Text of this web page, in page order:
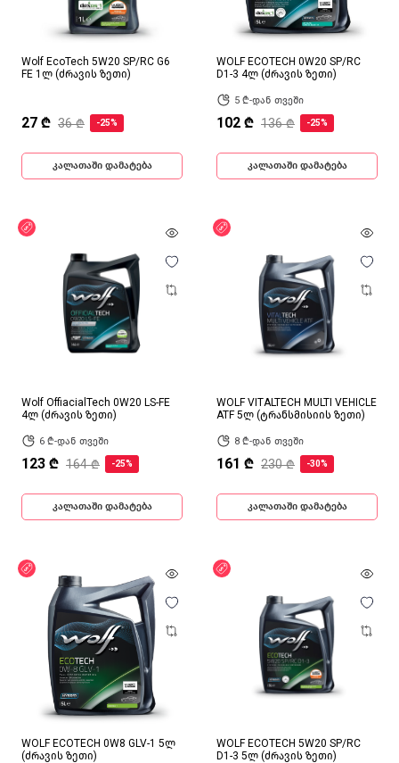
Wolf EcoTech 5W20 SP/RC G6
FE 1ლ (ძრავის ზეთი)
27 ₾ 36 ₾ -25%
კალათაში დამატება
WOLF ECOTECH 0W20 SP/RC
D1-3 4ლ (ძრავის ზეთი)
5 ₾-დან თვეში
102 ₾ 136 ₾ -25%
კალათაში დამატება
Wolf OffiacialTech 0W20 LS-FE
4ლ (ძრავის ზეთი)
6 ₾-დან თვეში
123 ₾ 164 ₾ -25%
კალათაში დამატება
WOLF VITALTECH MULTI VEHICLE
ATF 5ლ (ტრანსმისიის ზეთი)
8 ₾-დან თვეში
161 ₾ 230 ₾ -30%
კალათაში დამატება
WOLF ECOTECH 0W8 GLV-1 5ლ
(ძრავის ზეთი)
WOLF ECOTECH 5W20 SP/RC
D1-3 5ლ (ძრავის ზეთი)